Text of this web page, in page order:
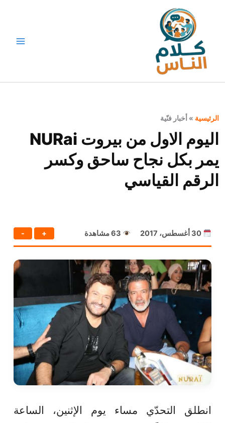
الرئيسية » أخبار فنّية
اليوم الاول من بيروت NURai
يمر بكل نجاح ساحق وكسر
الرقم القياسي
+
-
انطلق التحدّي مساء يوم الإثنين، الساعة